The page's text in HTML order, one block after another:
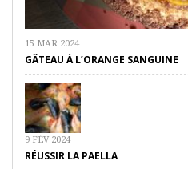
15 MAR 2024
GÂTEAU À L’ORANGE SANGUINE
9 FÉV 2024
RÉUSSIR LA PAELLA